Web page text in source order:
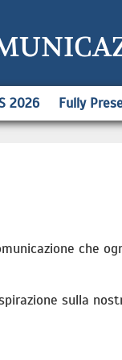
2026 Fully
che
sulla